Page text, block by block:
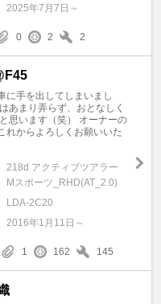
2025年7月7日～
0 2 2
に手を出してしまいまし
あまり弄らず、おとなしく
思います（笑） オーナーの
れからよろしくお願いいた
218d アクティブツアラー
Mスポーツ_RHD(AT_2.0)
LDA-2C20
2016年1月11日～
1 162 145